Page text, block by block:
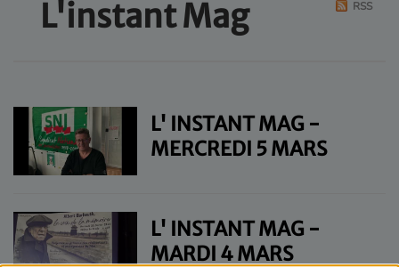
L'instant Mag RSS
L' INSTANT MAG -
MERCREDI 5 MARS
L' INSTANT MAG -
MARDI 4 MARS